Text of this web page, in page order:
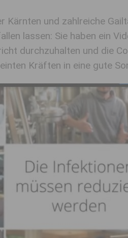
Kärnten und zahlreiche
lassen: Sie haben ein
durchzuhalten und die
Kräften in eine gute